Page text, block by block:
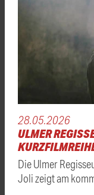
28.05.2026
ULMER
Die Ulmer
Joli zeigt am